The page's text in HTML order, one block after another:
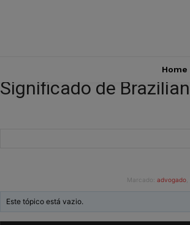
Home
Significado de
Marcado: advogado
Este tópico está vazio.